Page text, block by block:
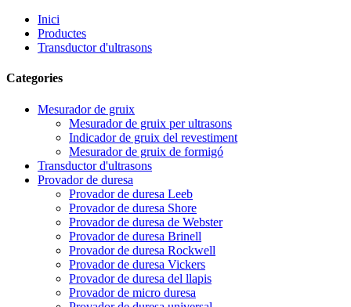
Inici
Productes
Transductor d'ultrasons
Categories
Mesurador de gruix
Mesurador de gruix per ultrasons
Indicador de gruix del revestiment
Mesurador de gruix de formigó
Transductor d'ultrasons
Provador de duresa
Provador de duresa Leeb
Provador de duresa Shore
Provador de duresa de Webster
Provador de duresa Brinell
Provador de duresa Rockwell
Provador de duresa Vickers
Provador de duresa del llapis
Provador de micro duresa